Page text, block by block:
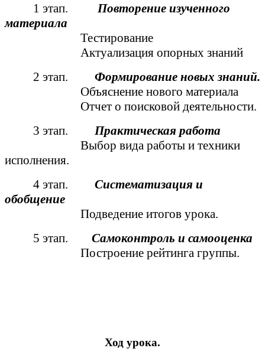
1 этап. Повторение изученного
материала
Тестирование
Актуализация опорных знаний
2 этап. Формирование новых знаний.
Объяснение нового материала
Отчет о поисковой деятельности.
3 этап. Практическая работа
Выбор вида работы и техники
исполнения.
4 этап. Систематизация и
обобщение
Подведение итогов урока.
5 этап. Самоконтроль и самооценка
Построение рейтинга группы.
Ход урока.